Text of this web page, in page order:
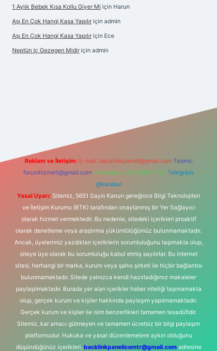
1 Aylık Bebek Kısa Kollu Giyer Mi için Harun
Aşı En Çok Hangi Kasa Yapılır için admin
Aşı En Çok Hangi Kasa Yapılır için Ece
Neptün Iç Gezegen Midir için admin
elexbet en iyi bahis sitesi
Reklam ve İletişim: E-mail: backlinkpaneli@gmail.com Teams:
forumhizmeti@gmail.com Whatsapp: 0262 606 0 726 Telegram:
@karabul
Yasal Uyarı: Sitemiz, 5651 Sayılı Kanun gereğince Bilgi Teknolojileri
ve İletişim Kurumu (BTK) tarafından onaylanmış bir Yer Sağlayıcı
olarak hizmet vermektedir. Bu nedenle, sitedeki içerikleri proaktif
olarak denetleme veya araştırma yükümlülüğümüz bulunmamaktadır.
Ancak, üyelerimiz yazdıkları içeriklerin sorumluluğunu taşımakta olup,
siteye üye olarak bu sorumluluğu kabul etmiş sayılırlar. Bu internet
sitesi, herhangi bir marka, kurum veya şahıs şirketi ile hiçbir bağlantısı
bulunmamaktadır. Sitede yalnızca kendi hazırladığımız makaleler
paylaşılmaktadır. Burada yer alan içerikler haber niteliği taşımamakta
olup, gerçek kurum ve kişiler hakkında paylaşım yapılmamaktadır.
Gerçek kurum ve kişiler ile isim benzerlikleri tamamen tesadüfidir.
Sitemiz, kar amacı gütmeyen ve tamamen ücretsiz bir bilgi paylaşım
platformudur. Hukuka ve yasal düzenlemelere aykırı olduğunu
düşündüğünüz içerikleri, backlinkpanelicomtr@gmail.comadresine